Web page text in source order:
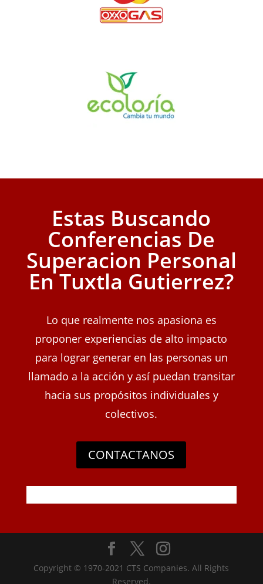
Estas Buscando
Conferencias De
Superacion Personal
En Tuxtla Gutierrez?
Lo que realmente nos apasiona es
proponer experiencias de alto impacto
para lograr generar en las personas un
llamado a la acción y así puedan transitar
hacia sus propósitos individuales y
colectivos.
CONTACTANOS
Copyright © 1970-2021 CTS Companies. All Rights
Reserved.